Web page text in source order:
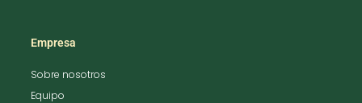
Empresa
Sobre nosotros
Equipo